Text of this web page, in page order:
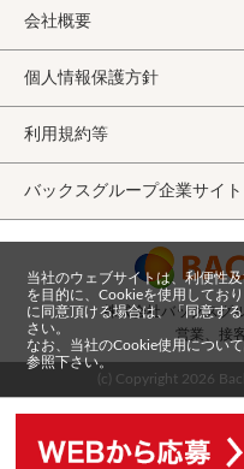
会社概要
個人情報保護方針
利用規約等
バックスグループ企業サイト
株式会社バックスグ
営業、接
(c) Copyright 2026
当社のウェブサイトは、利便性
を目的に、Cookieを使用してお
に同意頂ける場合は、「同意す
さい。
なお、当社のCookie使用につい
参照下さい。